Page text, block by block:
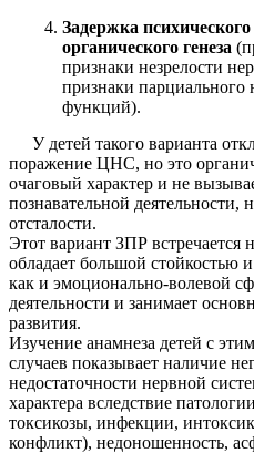
Задержка
органического генеза
признаки незрелости
признаки парциального
функций).
У детей такого варианта
поражение ЦНС, но это
очаговый характер и не
познавательной деятельности,
отсталости.
Этот вариант ЗПР встречается
обладает большой
как и эмоционально-волевой
деятельности и занимает
развития.
Изучение анамнеза детей с
случаев показывает наличие
недостаточности нервной
характера вследствие
токсикозы, инфекции,
конфликт), недоношенность,